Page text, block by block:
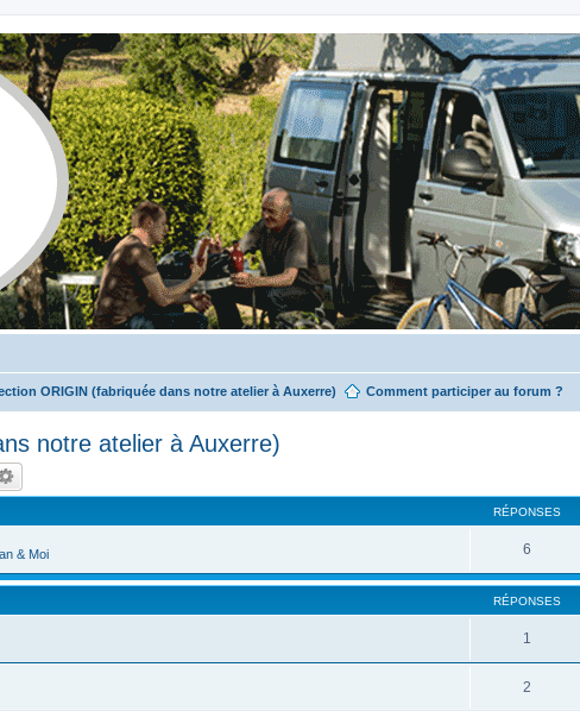
ORIGIN (fabriquée dans notre atelier à Auxerre) Comment participer au forum ?
notre atelier à Auxerre)
RÉPONSES
& Moi 6
RÉPONSES
1
2